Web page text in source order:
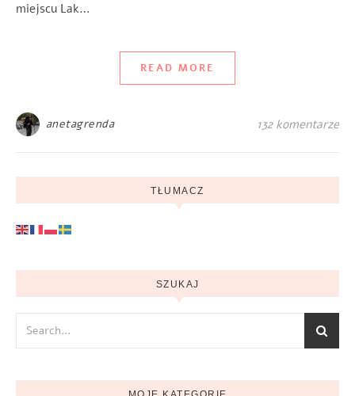
miejscu Lak…
READ MORE
anetagrenda 132 komentarze
TŁUMACZ
SZUKAJ